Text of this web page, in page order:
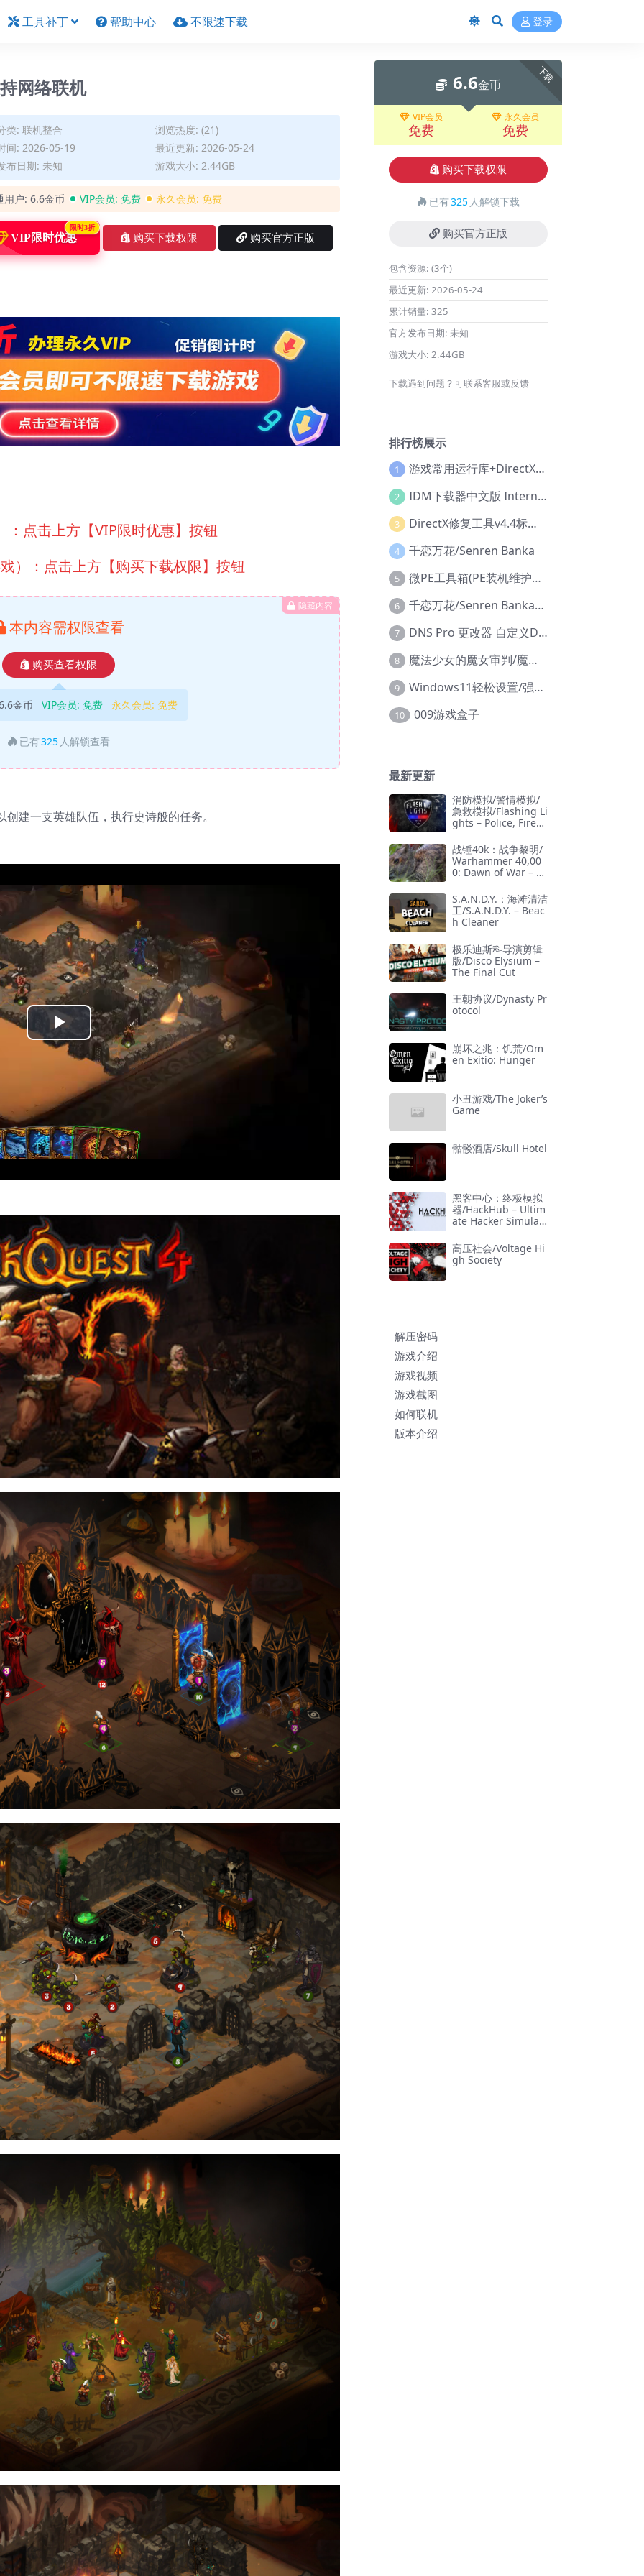
工具补丁 帮助中心 不限速下载 登录
网络联机
类: 联机整合
浏览热度: (21)
间: 2026-05-19
最近更新: 2026-05-24
布日期: 未知
游戏大小: 2.44GB
用户: 6.6金币 VIP会员: 免费 永久会员: 免费
VIP限时优惠
限时3折
购买下载权限 购买官方正版
点击上方【VIP限时优惠】按钮
）：点击上方【购买下载权限】按钮
隐藏内容
本内容需权限查看
购买查看权限
金币 VIP会员: 免费 永久会员: 免费
已有325 人解锁查看
建一支英雄队伍，执行史诗般的任务。
Play
Video
下载
6.6金币
VIP会员
免费
永久会员
免费
购买下载权限
已有325 人解锁下载
购买官方正版
包含资源: (3个)
最近更新: 2026-05-24
累计销量: 325
官方发布日期: 未知
游戏大小: 2.44GB
下载遇到问题？可联系客服或反馈
排行榜展示
1 游戏常用运行库+DirectX修复增强版
2 IDM下载器中文版 Internet Download Manager v6.42.36 IDM
3 DirectX修复工具v4.4标准版+增强版+在线修复版
4 千恋万花/Senren Banka
5 微PE工具箱(PE装机维护工具) v2.3官方正式版
6 千恋万花/Senren Banka/安卓版
7 DNS Pro 更改器 自定义DNS修改
8 魔法少女的魔女审判/魔法少女ノ魔女裁判
9 Windows11轻松设置/强力禁止WD等/兼容Win10
10 009游戏盒子
最新更新
消防模拟/警情模拟/
急救模拟/Flashing Li
ghts – Police, Firefi
Services Simulator
战锤40k：战争黎明/
Warhammer 40,00
0: Dawn of War – D
S.A.N.D.Y.：海滩清洁
工/S.A.N.D.Y. – Beac
h Cleaner
极乐迪斯科导演剪辑
版/Disco Elysium –
The Final Cut
王朝协议/Dynasty Pr
otocol
崩坏之兆：饥荒/Om
en Exitio: Hunger
小丑游戏/The Joker’s
Game
骷髅酒店/Skull Hotel
黑客中心：终极模拟
器/HackHub – Ultim
ate Hacker Simulat
高压社会/Voltage Hi
gh Society
解压密码
游戏介绍
游戏视频
游戏截图
如何联机
版本介绍